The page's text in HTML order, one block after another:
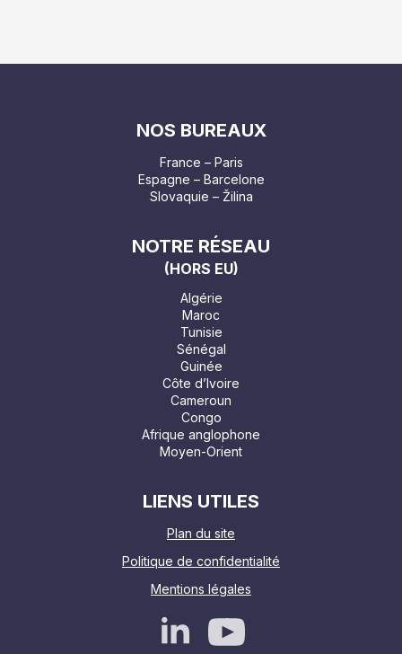
NOS BUREAUX
France – Paris
Espagne – Barcelone
Slovaquie – Žilina
NOTRE RÉSEAU
(HORS EU)
Algérie
Maroc
Tunisie
Sénégal
Guinée
Côte d’Ivoire
Cameroun
Congo
Afrique anglophone
Moyen-Orient
LIENS UTILES
Plan du site
Politique de confidentialité
Mentions légales